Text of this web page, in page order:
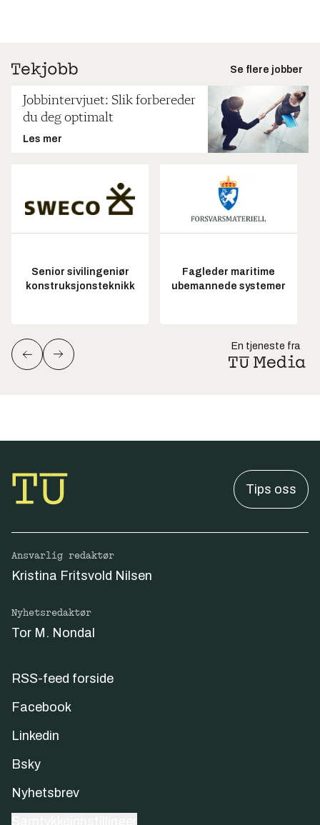
Se flere jobber
Jobbintervjuet: Slik forbereder
du deg optimalt
Les mer
Senior sivilingeniør
konstruksjonsteknikk
Fagleder maritime
ubemannede systemer
En tjeneste fra
Tips oss
Ansvarlig redaktør
Kristina Fritsvold Nilsen
Nyhetsredaktør
Tor M. Nondal
RSS-feed forside
Facebook
Linkedin
Bsky
Nyhetsbrev